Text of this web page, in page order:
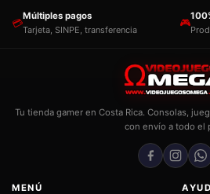
💳
Múltiples pagos
Tarjeta, SINPE, transferencia
🎮
Tu tienda gamer en Costa Rica. Consolas,
con envío a todo el
MENÚ